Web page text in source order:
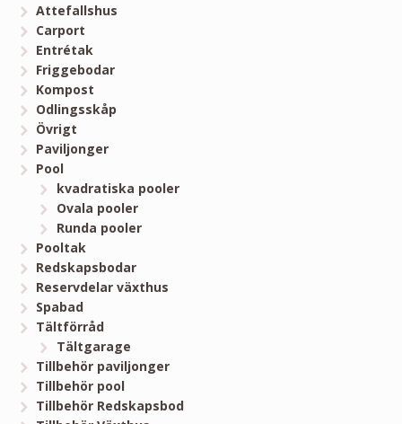
Attefallshus
Carport
Entrétak
Friggebodar
Kompost
Odlingsskåp
Övrigt
Paviljonger
Pool
kvadratiska pooler
Ovala pooler
Runda pooler
Pooltak
Redskapsbodar
Reservdelar växthus
Spabad
Tältförråd
Tältgarage
Tillbehör paviljonger
Tillbehör pool
Tillbehör Redskapsbod